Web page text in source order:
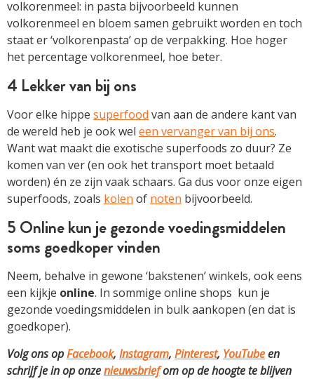
volkorenmeel: in pasta bijvoorbeeld kunnen
volkorenmeel en bloem samen gebruikt worden en toch
staat er ‘volkorenpasta’ op de verpakking. Hoe hoger
het percentage volkorenmeel, hoe beter.
4 Lekker van bij ons
Voor elke hippe superfood van aan de andere kant van
de wereld heb je ook wel een vervanger van bij ons.
Want wat maakt die exotische superfoods zo duur? Ze
komen van ver (en ook het transport moet betaald
worden) én ze zijn vaak schaars. Ga dus voor onze eigen
superfoods, zoals kolen of noten bijvoorbeeld.
5 Online kun je gezonde voedingsmiddelen
soms goedkoper vinden
Neem, behalve in gewone ‘bakstenen’ winkels, ook eens
een kijkje online. In sommige online shops kun je
gezonde voedingsmiddelen in bulk aankopen (en dat is
goedkoper).
Volg ons opFacebook, Instagram, Pinterest, YouTubeen
schrijf je in op onzenieuwsbriefom op de hoogte te blijven